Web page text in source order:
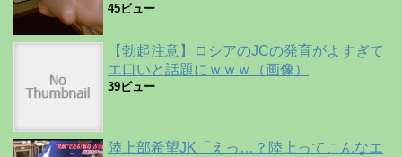
45ビュー
【勃起注意】ロシアのJCの発育がよすぎて
エ口いと話題にｗｗｗ（画像）
39ビュー
陸上部希望JK「えっ…？陸上ってこんなエ